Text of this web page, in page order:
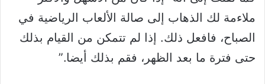
ملاءمة لك الذهاب إلى صالة الألعاب الرياضية في
الصباح، فافعل ذلك. إذا لم تتمكن من القيام بذلك
حتى فترة ما بعد الظهر، فقم بذلك أيضا.”